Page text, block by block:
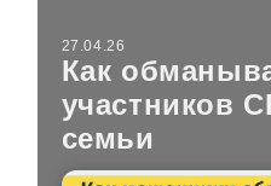
27.04.26
Как
участников
семьи